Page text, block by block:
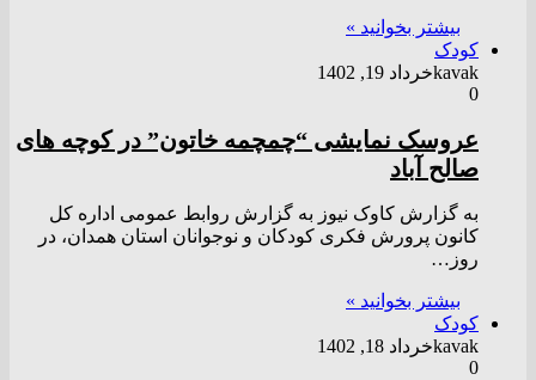
بیشتر بخوانید »
کودک
kavakخرداد 19, 1402
0
عروسک نمایشی “چمچمه خاتون” در کوچه های
صالح آباد
به گزارش کاوک نیوز به گزارش روابط عمومی اداره کل
کانون پرورش فکری کودکان و نوجوانان استان همدان، در
روز…
بیشتر بخوانید »
کودک
kavakخرداد 18, 1402
0